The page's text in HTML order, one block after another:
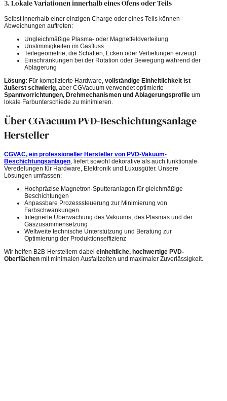
3. Lokale Variationen innerhalb eines Ofens oder Teils
Selbst innerhalb einer einzigen Charge oder eines Teils können
Abweichungen auftreten:
Ungleichmäßige Plasma- oder Magnetfeldverteilung
Unstimmigkeiten im Gasfluss
Teilegeometrie, die Schatten, Ecken oder Vertiefungen erzeugt
Einschränkungen bei der Rotation oder Bewegung während der
Ablagerung
Lösung: Für komplizierte Hardware, vollständige Einheitlichkeit ist
äußerst schwierig, aber CGVacuum verwendet optimierte
Spannvorrichtungen, Drehmechanismen und Ablagerungsprofile um
lokale Farbunterschiede zu minimieren.
Über CGVacuum PVD-Beschichtungsanlage
Hersteller
CGVAC, ein professioneller Hersteller von PVD-Vakuum-
Beschichtungsanlagen, liefert sowohl dekorative als auch funktionale
Veredelungen für Hardware, Elektronik und Luxusgüter. Unsere
Lösungen umfassen:
Hochpräzise Magnetron-Sputteranlagen für gleichmäßige
Beschichtungen
Anpassbare Prozesssteuerung zur Minimierung von
Farbschwankungen
Integrierte Überwachung des Vakuums, des Plasmas und der
Gaszusammensetzung
Weltweite technische Unterstützung und Beratung zur
Optimierung der Produktionseffizienz
Wir helfen B2B-Herstellern dabei einheitliche, hochwertige PVD-
Oberflächen mit minimalen Ausfallzeiten und maximaler Zuverlässigkeit.